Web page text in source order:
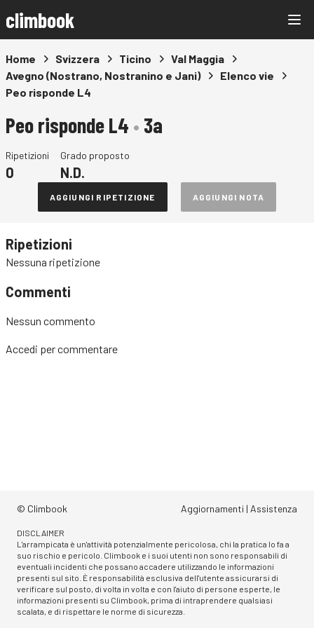
climbook
Home Svizzera Ticino
Val Maggia
Avegno (Nostrano, Nostranino e Jani)
Elenco vie
Peo risponde L4
Peo risponde L4 • 3a
Ripetizioni
0
Grado proposto
N.D.
AGGIUNGI RIPETIZIONE AGGIUNGI NOTA
Ripetizioni
Nessuna ripetizione
Commenti
Nessun commento
Accedi per commentare
© Climbook Aggiornamenti | Assistenza
DISCLAIMER
L'arrampicata è un'attività potenzialmente pericolosa, chi la pratica lo fa a
suo rischio e pericolo. Climbook e i suoi utenti non sono responsabili di
eventuali incidenti che possano accadere utilizzando le informazioni
presenti sul sito. È responsabilità esclusiva dell'utente assicurarsi di
verificare sul posto, di volta in volta e con l'aiuto di persone esperte, le
informazioni presenti su Climbook, prima di intraprendere qualsiasi
scalata, e di rispettare le norme di sicurezza.